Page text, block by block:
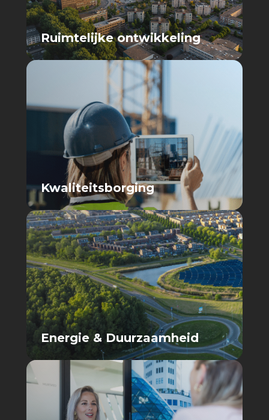
Ruimtelijke ontwikkeling
Kwaliteitsborging
Energie & Duurzaamheid